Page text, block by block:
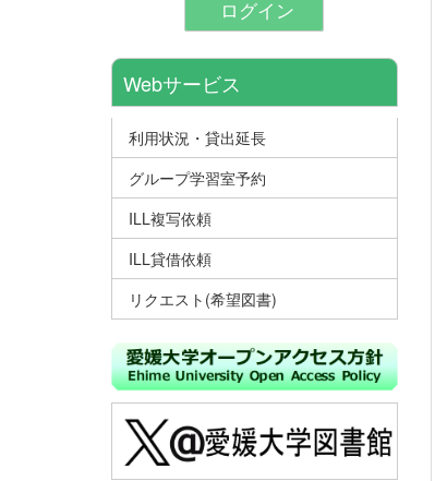
ログイン
Webサービス
利用状況・貸出延長
グループ学習室予約
ILL複写依頼
ILL貸借依頼
リクエスト(希望図書)